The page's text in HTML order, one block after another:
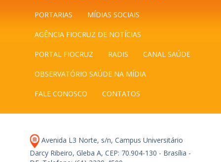
PORTARIAS MÍDIAS SOCIAIS
AGÊNCIA FIOCRUZ DE NOTÍCIAS
PORTAL FIOCRUZ RADIS CANAL SAÚDE
OBSERVATÓRIO SAÚDE NA MÍDIA
FALE CONOSCO CONTATOS
Avenida L3 Norte, s/n, Campus Universitário
Darcy Ribeiro, Gleba A, CEP: 70.904-130 - Brasília -